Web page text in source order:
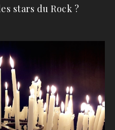
stars du Rock ?